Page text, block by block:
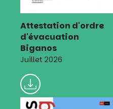
Attestation d'ordre
d'évacuation
Biganos
Juillet 2026